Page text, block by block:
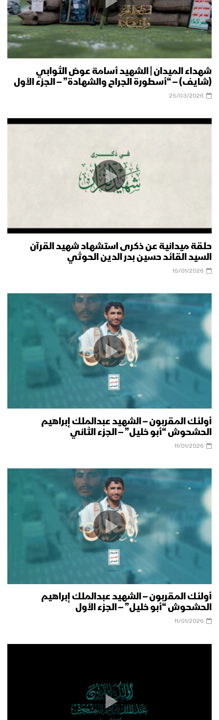
شهداء الميدان | الشهيد أسامة عوض الثوابي
(شايف) – “أسطورة الجراح والشهادة” – الجزء الأول
25/03/2026
حلقة ميدانية عن ذكرى استشهاد شهيد القرآن
السيد القائد حسين بدر الدين الحوثي
15/01/2026
أولئك المقربون – الشهيد عبدالملك إبراهيم
الحشحوش “أبو خليل” – الجزء الثاني
11/01/2026
أولئك المقربون – الشهيد عبدالملك إبراهيم
الحشحوش “أبو خليل” – الجزء الأول
11/01/2026